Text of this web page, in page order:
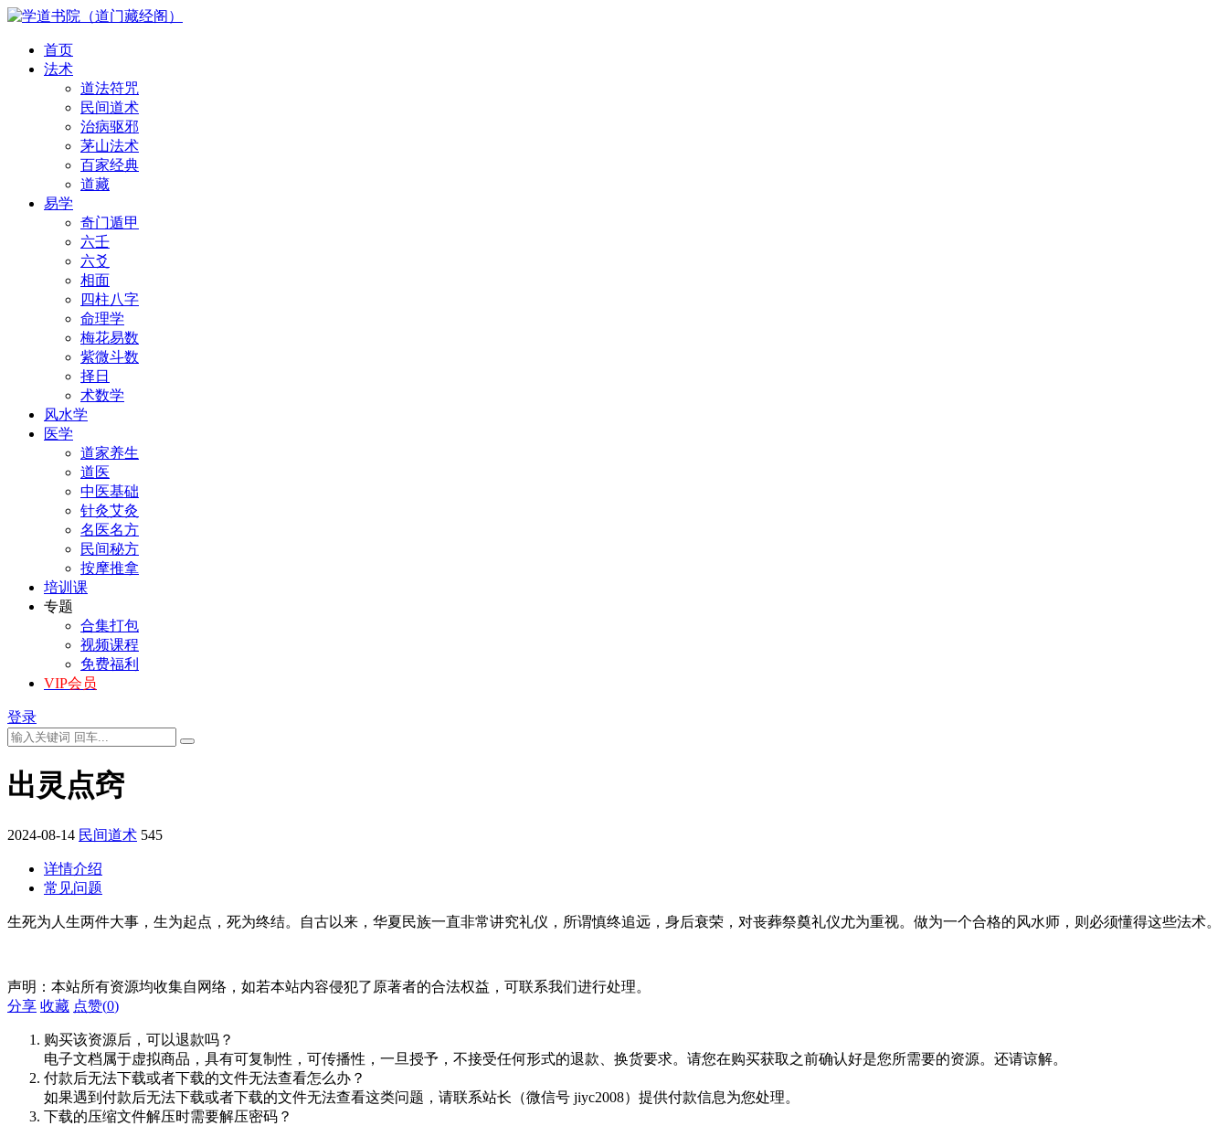
首页
法术
道法符咒
民间道术
治病驱邪
茅山法术
百家经典
道藏
易学
奇门遁甲
六壬
六爻
相面
四柱八字
命理学
梅花易数
紫微斗数
择日
术数学
风水学
医学
道家养生
道医
中医基础
针灸艾灸
名医名方
民间秘方
按摩推拿
培训课
专题
合集打包
视频课程
免费福利
VIP会员
登录
出灵点窍
2024-08-14 民间道术 545
详情介绍
常见问题
生死为人生两件大事，生为起点，死为终结。自古以来，华夏民族一直非常讲究礼仪，所谓慎终追远，身后衰荣，对丧葬祭奠礼仪尤为重视。做为一个合格的风水师，则必须懂得这些法术。
声明：本站所有资源均收集自网络，如若本站内容侵犯了原著者的合法权益，可联系我们进行处理。
分享 收藏 点赞(0)
购买该资源后，可以退款吗？
电子文档属于虚拟商品，具有可复制性，可传播性，一旦授予，不接受任何形式的退款、换货要求。请您在购买获取之前确认好是您所需要的资源。还请谅解。
付款后无法下载或者下载的文件无法查看怎么办？
如果遇到付款后无法下载或者下载的文件无法查看这类问题，请联系站长（微信号 jiyc2008）提供付款信息为您处理。
下载的压缩文件解压时需要解压密码？